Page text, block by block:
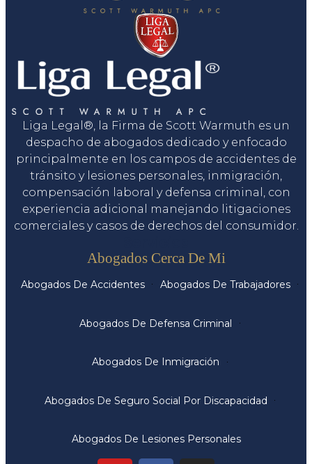
Liga Legal®, la Firma de Scott Warmuth es un
despacho de abogados dedicado y enfocado
principalmente en los campos de accidentes de
tránsito y lesiones personales, inmigración,
compensación laboral y defensa criminal, con
experiencia adicional manejando litigaciones
comerciales y casos de derechos del consumidor.
Abogados Cerca De Mi
Abogados De Accidentes Abogados De Trabajadores
Abogados De Defensa Criminal
Abogados De Inmigración
Abogados De Seguro Social Por Discapacidad
Abogados De Lesiones Personales